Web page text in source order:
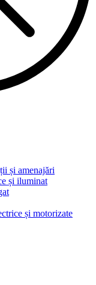
și amenajări
și iluminat
și motorizate